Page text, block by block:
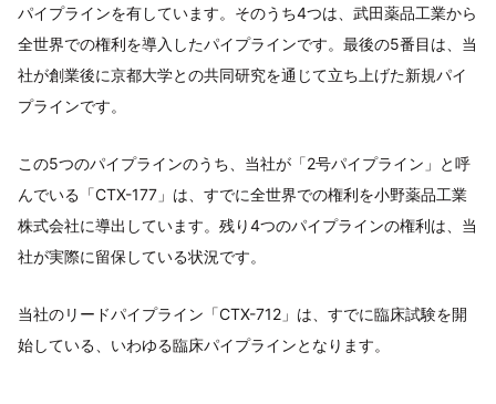
パイプラインを有しています。そのうち4つは、武田薬品工業から
全世界での権利を導入したパイプラインです。最後の5番目は、当
社が創業後に京都大学との共同研究を通じて立ち上げた新規パイ
プラインです。
この5つのパイプラインのうち、当社が「2号パイプライン」と呼
んでいる「CTX-177」は、すでに全世界での権利を小野薬品工業
株式会社に導出しています。残り4つのパイプラインの権利は、当
社が実際に留保している状況です。
当社のリードパイプライン「CTX-712」は、すでに臨床試験を開
始している、いわゆる臨床パイプラインとなります。